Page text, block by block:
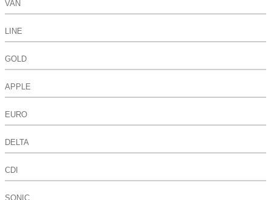
VAN
LINE
GOLD
APPLE
EURO
DELTA
CDI
SONIC